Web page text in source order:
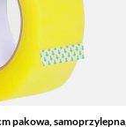
pakowa, samoprzylepna,